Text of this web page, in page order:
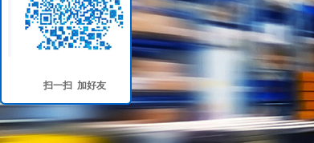
扫一扫 加好友